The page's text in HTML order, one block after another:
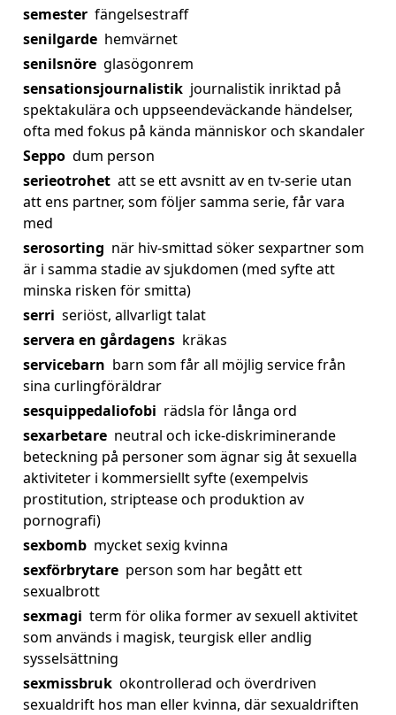
semester fängelsestraff
senilgarde hemvärnet
senilsnöre glasögonrem
sensationsjournalistik journalistik inriktad på
spektakulära och uppseendeväckande händelser,
ofta med fokus på kända människor och skandaler
Seppo dum person
serieotrohet att se ett avsnitt av en tv-serie utan
att ens partner, som följer samma serie, får vara
med
serosorting när hiv-smittad söker sexpartner som
är i samma stadie av sjukdomen (med syfte att
minska risken för smitta)
serri seriöst, allvarligt talat
servera en gårdagens kräkas
servicebarn barn som får all möjlig service från
sina curlingföräldrar
sesquippedaliofobi rädsla för långa ord
sexarbetare neutral och icke-diskriminerande
beteckning på personer som ägnar sig åt sexuella
aktiviteter i kommersiellt syfte (exempelvis
prostitution, striptease och produktion av
pornografi)
sexbomb mycket sexig kvinna
sexförbrytare person som har begått ett
sexualbrott
sexmagi term för olika former av sexuell aktivitet
som används i magisk, teurgisk eller andlig
sysselsättning
sexmissbruk okontrollerad och överdriven
sexualdrift hos man eller kvinna, där sexualdriften